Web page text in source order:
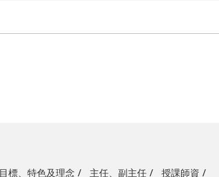
目標、特色及理念 主任、副主任
授課師資